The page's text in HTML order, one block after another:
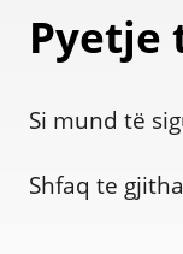
Pyetje
Si mund të
Shfaq te